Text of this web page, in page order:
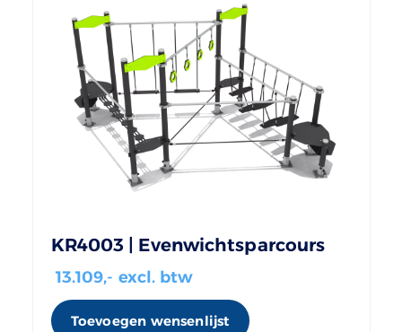
KR4003 | Evenwichtsparcours
13.109,- excl. btw
Toevoegen wensenlijst